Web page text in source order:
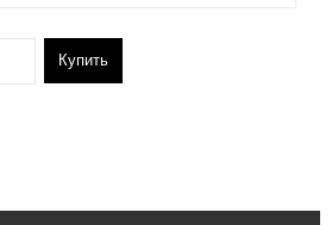
Купить